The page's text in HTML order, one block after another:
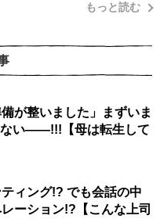
もっと読む
備が整いました」まずいま
ない――!!!【母は転生して
ィング!? でも会話の中
ーション!?【こんな上司